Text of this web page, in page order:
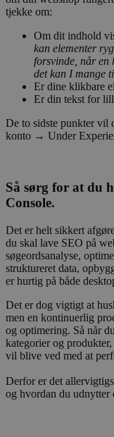
tjekke om:
Om dit indhold
kan elementer
forsvinde, når en
det kan I mange
Er dine klikbare
Er din tekst for
De to sidste punkter vil
konto → Under
Så sørg for at du
Console.
Det er helt sikkert
du skal lave SEO på
søgeordsanalyse,
struktureret data,
er hurtig på både
Det er dog vigtigt at
men en kontinuerlig
og optimering. Så når
kategorier og
vil blive ved med at
Derfor er det
og hvordan du udnytter